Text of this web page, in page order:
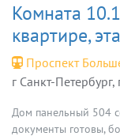
Комната
квартире,
Проспект
г Санкт-
Дом панельный 504
документы готовы,